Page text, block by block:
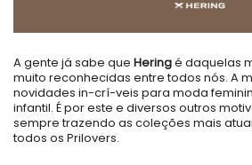
A gente já sabe que Heringé daquelas
muito reconhecidas entre todos nós. A
novidades in-crí-veis para moda
infantil. É por este e diversos outros
sempre trazendo as coleções mais
todos os Prilovers.